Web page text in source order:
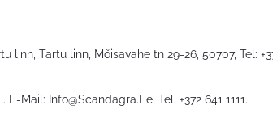
Tartu linn, Mõisavahe tn 29-26, 50707, Tel:
E-Mail: Info@Scandagra.Ee , Tel. +372 641 1111.